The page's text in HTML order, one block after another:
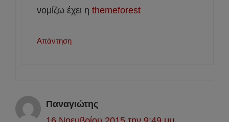
νομίζω έχει η themeforest
Απάντηση
Παναγιώτης